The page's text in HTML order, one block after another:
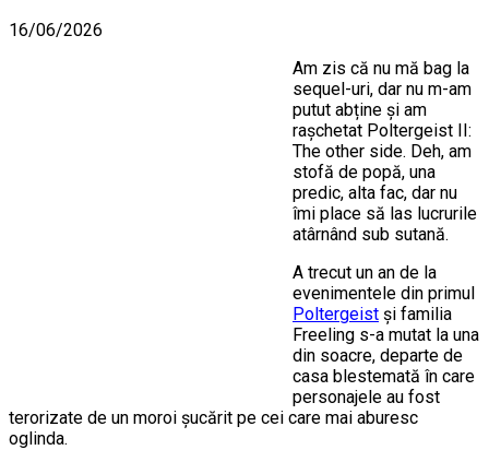
16/06/2026
Am zis că nu mă bag la
sequel-uri, dar nu m-am
putut abține și am
rașchetat Poltergeist II:
The other side. Deh, am
stofă de popă, una
predic, alta fac, dar nu
îmi place să las lucrurile
atârnând sub sutană.
A trecut un an de la
evenimentele din primul
Poltergeist și familia
Freeling s-a mutat la una
din soacre, departe de
casa blestemată în care
personajele au fost
terorizate de un moroi șucărit pe cei care mai aburesc
oglinda.